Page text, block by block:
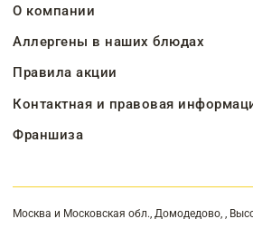
О компании
Аллергены в наших блюдах
Правила акции
Контактная и правовая
Франшиза
Москва и Московская обл., Домодедово, ,